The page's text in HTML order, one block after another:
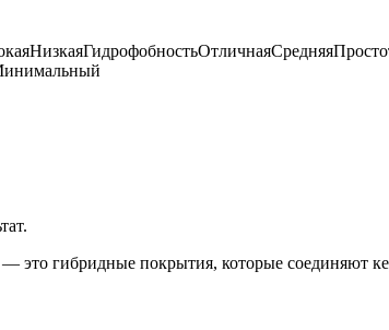
гибридные покрытия, которые соединяют